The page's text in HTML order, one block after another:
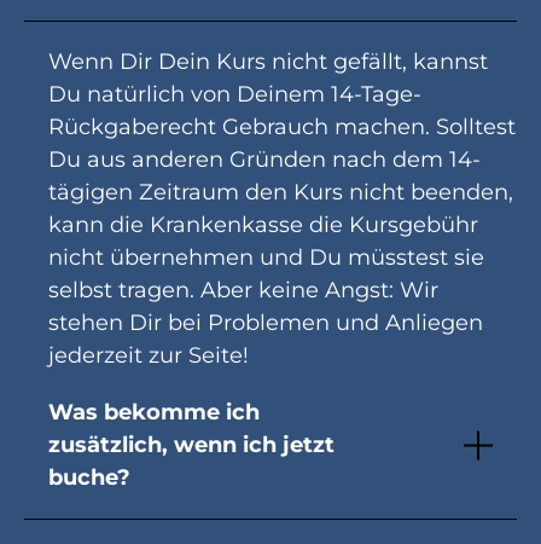
Wenn Dir Dein Kurs nicht gefällt, kannst
Du natürlich von Deinem 14-Tage-
Rückgaberecht Gebrauch machen. Solltest
Du aus anderen Gründen nach dem 14-
tägigen Zeitraum den Kurs nicht beenden,
kann die Krankenkasse die Kursgebühr
nicht übernehmen und Du müsstest sie
selbst tragen. Aber keine Angst: Wir
stehen Dir bei Problemen und Anliegen
jederzeit zur Seite!
Was bekomme ich
zusätzlich, wenn ich jetzt
buche?